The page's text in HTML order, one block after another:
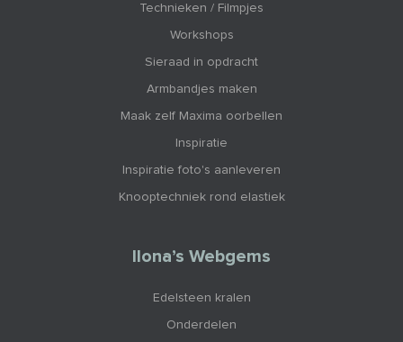
Technieken / Filmpjes
Workshops
Sieraad in opdracht
Armbandjes maken
Maak zelf Maxima oorbellen
Inspiratie
Inspiratie foto's aanleveren
Knooptechniek rond elastiek
Ilona’s Webgems
Edelsteen kralen
Onderdelen